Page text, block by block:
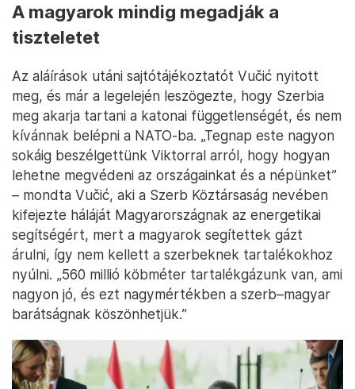
A magyarok mindig megadják a
tiszteletet
Az aláírások utáni sajtótájékoztatót Vučić nyitott
meg, és már a legelején leszögezte, hogy Szerbia
meg akarja tartani a katonai függetlenségét, és nem
kívánnak belépni a NATO-ba. „Tegnap este nagyon
sokáig beszélgettünk Viktorral arról, hogy hogyan
lehetne megvédeni az országainkat és a népünket”
– mondta Vučić, aki a Szerb Köztársaság nevében
kifejezte háláját Magyarországnak az energetikai
segítségért, mert a magyarok segítettek gázt
árulni, így nem kellett a szerbeknek tartalékokhoz
nyúlni. „560 millió köbméter tartalékgázunk van, ami
nagyon jó, és ezt nagymértékben a szerb–magyar
barátságnak köszönhetjük.”